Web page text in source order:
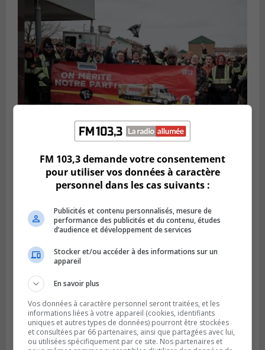
Publié le 27 juillet 2026 à 19h58
Metro prend les moyens pour protéger son
personnel cadre
LONGUEUIL
FM 103,3 demande votre consentement
pour utiliser vos données à caractère
personnel dans les cas suivants :
Publicités et contenu personnalisés, mesure de
performance des publicités et du contenu, études
d’audience et développement de services
Stocker et/ou accéder à des informations sur un
appareil
En savoir plus
Vos données à caractère personnel seront traitées, et les
informations liées à votre appareil (cookies, identifiants
uniques et autres types de données) pourront être stockées
et consultées par 66 partenaires, ainsi que partagées avec lui,
ou utilisées spécifiquement par ce site. Nos partenaires et